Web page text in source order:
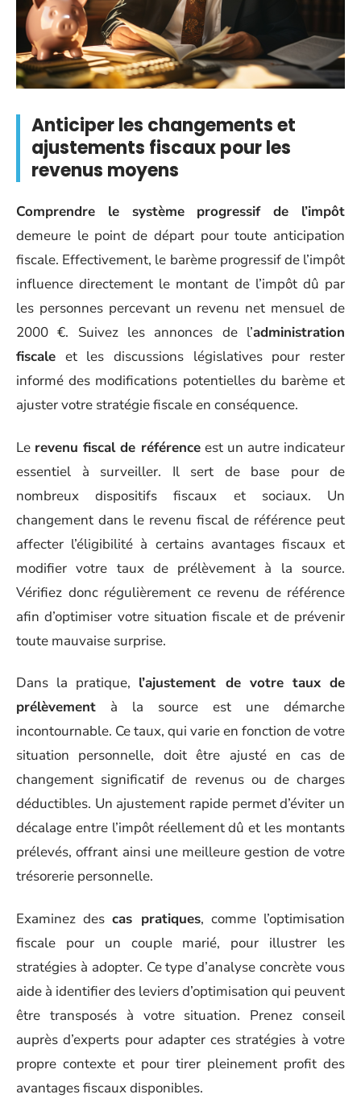
Anticiper les changements et
ajustements fiscaux pour les
revenus moyens
Comprendre le système progressif de l’impôt
demeure le point de départ pour toute anticipation
fiscale. Effectivement, le barème progressif de l’impôt
influence directement le montant de l’impôt dû par
les personnes percevant un revenu net mensuel de
2000 €. Suivez les annonces de l’administration
fiscale et les discussions législatives pour rester
informé des modifications potentielles du barème et
ajuster votre stratégie fiscale en conséquence.
Le revenu fiscal de référenceest un autre indicateur
essentiel à surveiller. Il sert de base pour de
nombreux dispositifs fiscaux et sociaux. Un
changement dans le revenu fiscal de référence peut
affecter l’éligibilité à certains avantages fiscaux et
modifier votre taux de prélèvement à la source.
Vérifiez donc régulièrement ce revenu de référence
afin d’optimiser votre situation fiscale et de prévenir
toute mauvaise surprise.
Dans la pratique, l’ajustement de votre taux de
prélèvement à la source est une démarche
incontournable. Ce taux, qui varie en fonction de votre
situation personnelle, doit être ajusté en cas de
changement significatif de revenus ou de charges
déductibles. Un ajustement rapide permet d’éviter un
décalage entre l’impôt réellement dû et les montants
prélevés, offrant ainsi une meilleure gestion de votre
trésorerie personnelle.
Examinez descas pratiques, comme l’optimisation
fiscale pour un couple marié, pour illustrer les
stratégies à adopter. Ce type d’analyse concrète vous
aide à identifier des leviers d’optimisation qui peuvent
être transposés à votre situation. Prenez conseil
auprès d’experts pour adapter ces stratégies à votre
propre contexte et pour tirer pleinement profit des
avantages fiscaux disponibles.